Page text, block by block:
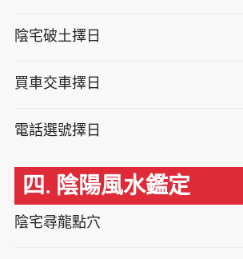
陰宅破土擇日
買車交車擇日
電話選號擇日
四. 陰陽風水鑑定
陰宅尋龍點穴